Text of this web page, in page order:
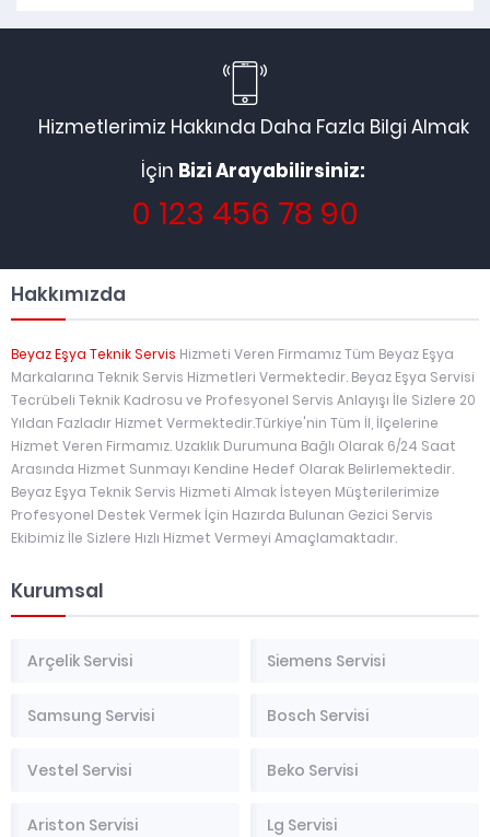
Hizmetlerimiz Hakkında Daha Fazla Bilgi Almak
İçin Bizi Arayabilirsiniz:
0 123 456 78 90
Hakkımızda
Beyaz Eşya Teknik Servis Hizmeti Veren Firmamız Tüm Beyaz Eşya
Markalarına Teknik Servis Hizmetleri Vermektedir. Beyaz Eşya Servisi
Tecrübeli Teknik Kadrosu ve Profesyonel Servis Anlayışı İle Sizlere 20
Yıldan Fazladır Hizmet Vermektedir.Türkiye'nin Tüm İl, İlçelerine
Hizmet Veren Firmamız. Uzaklık Durumuna Bağlı Olarak 6/24 Saat
Arasında Hizmet Sunmayı Kendine Hedef Olarak Belirlemektedir.
Beyaz Eşya Teknik Servis Hizmeti Almak İsteyen Müşterilerimize
Profesyonel Destek Vermek İçin Hazırda Bulunan Gezici Servis
Ekibimiz İle Sizlere Hızlı Hizmet Vermeyi Amaçlamaktadır.
Kurumsal
Arçelik Servisi Siemens Servisi
Samsung Servisi Bosch Servisi
Vestel Servisi Beko Servisi
Ariston Servisi Lg Servisi